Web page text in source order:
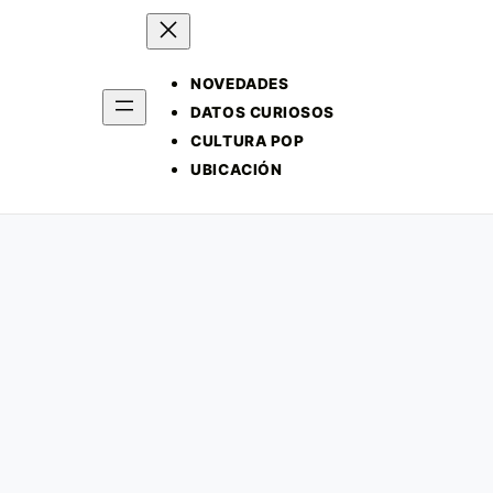
NOVEDADES
DATOS CURIOSOS
CULTURA POP
UBICACIÓN